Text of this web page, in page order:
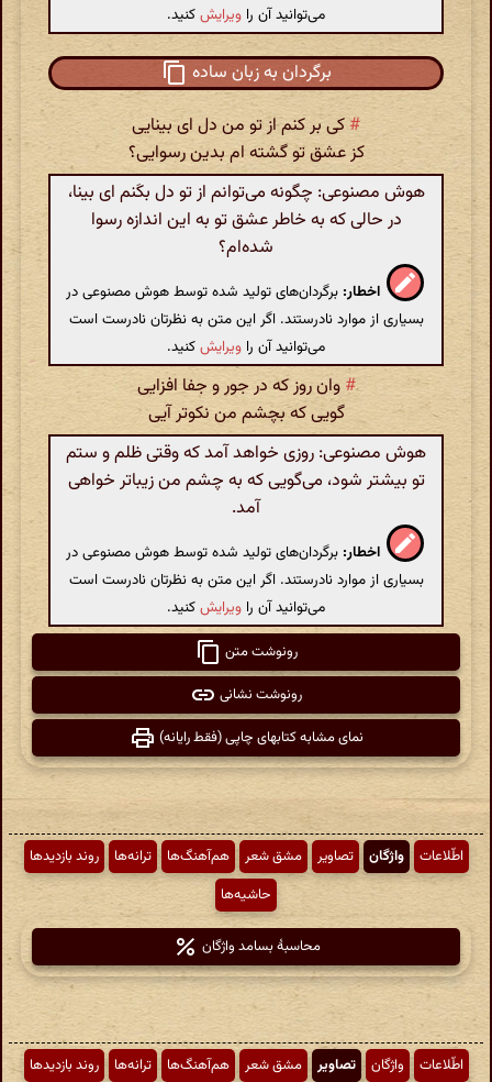
می‌توانید آن را ویرایشکنید.
برگردان به زبان ساده
# کی بر کنم از تو من دل ای بینایی
کز عشق تو گشته ام بدین رسوایی؟
هوش مصنوعی: چگونه می‌توانم از تو دل بکَنم ای بینا،
در حالی که به خاطر عشق تو به این اندازه رسوا
شده‌ام؟
اخطار: برگردان‌های تولید شده توسط هوش مصنوعی در
بسیاری از موارد نادرستند. اگر این متن به نظرتان نادرست است
می‌توانید آن را ویرایشکنید.
# وان روز که در جور و جفا افزایی
گویی که بچشم من نکوتر آیی
هوش مصنوعی: روزی خواهد آمد که وقتی ظلم و ستم
تو بیشتر شود، می‌گویی که به چشم من زیباتر خواهی
آمد.
اخطار: برگردان‌های تولید شده توسط هوش مصنوعی در
بسیاری از موارد نادرستند. اگر این متن به نظرتان نادرست است
می‌توانید آن را ویرایشکنید.
رونوشت متن
رونوشت نشانی
نمای مشابه کتابهای چاپی (فقط رایانه)
اطّلاعات واژگان تصاویر مشق شعر هم‌آهنگ‌ها ترانه‌ها
روند بازدیدها
حاشیه‌ها
محاسبهٔ بسامد واژگان
اطّلاعات واژگان تصاویر مشق شعر هم‌آهنگ‌ها ترانه‌ها روند بازدیدها